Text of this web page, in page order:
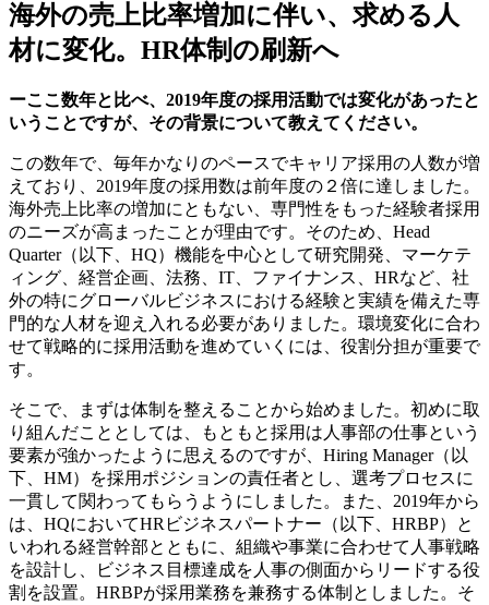
海外の売上比率増加に伴い、求める人
材に変化。HR体制の刷新へ
ーここ数年と比べ、2019年度の採用活動では変化があったと
いうことですが、その背景について教えてください。
この数年で、毎年かなりのペースでキャリア採用の人数が増
えており、2019年度の採用数は前年度の２倍に達しました。
海外売上比率の増加にともない、専門性をもった経験者採用
のニーズが高まったことが理由です。そのため、Head
Quarter（以下、HQ）機能を中心として研究開発、マーケテ
ィング、経営企画、法務、IT、ファイナンス、HRなど、社
外の特にグローバルビジネスにおける経験と実績を備えた専
門的な人材を迎え入れる必要がありました。環境変化に合わ
せて戦略的に採用活動を進めていくには、役割分担が重要で
す。
そこで、まずは体制を整えることから始めました。初めに取
り組んだこととしては、もともと採用は人事部の仕事という
要素が強かったように思えるのですが、Hiring Manager（以
下、HM）を採用ポジションの責任者とし、選考プロセスに
一貫して関わってもらうようにしました。また、2019年から
は、HQにおいてHRビジネスパートナー（以下、HRBP）と
いわれる経営幹部とともに、組織や事業に合わせて人事戦略
を設計し、ビジネス目標達成を人事の側面からリードする役
割を設置。HRBPが採用業務を兼務する体制としました。そ